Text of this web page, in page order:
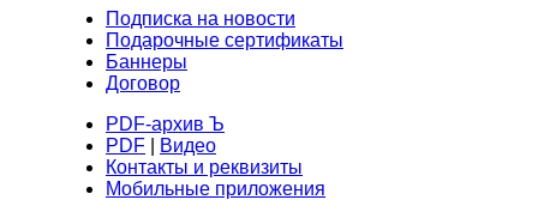
Подписка на новости
Подарочные сертификаты
Баннеры
Договор
PDF-архив Ъ
PDF
Видео
Контакты и реквизиты
Мобильные приложения